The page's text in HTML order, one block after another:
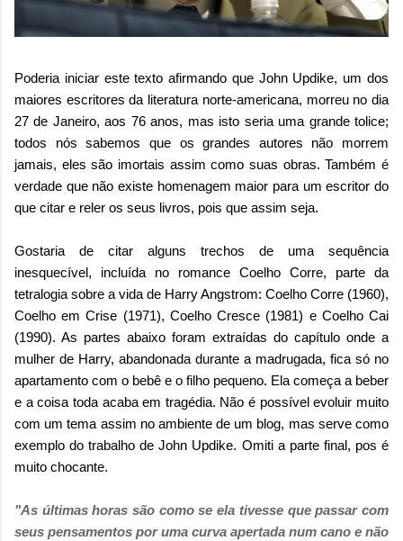
Poderia iniciar este texto afirmando que John Updike, um dos
maiores escritores da literatura norte-americana, morreu no dia
27 de Janeiro, aos 76 anos, mas isto seria uma grande tolice;
todos nós sabemos que os grandes autores não morrem
jamais, eles são imortais assim como suas obras. Também é
verdade que não existe homenagem maior para um escritor do
que citar e reler os seus livros, pois que assim seja.
Gostaria de citar alguns trechos de uma sequência
inesquecível, incluída no romance Coelho Corre, parte da
tetralogia sobre a vida de Harry Angstrom: Coelho Corre (1960),
Coelho em Crise (1971), Coelho Cresce (1981) e Coelho Cai
(1990). As partes abaixo foram extraídas do capítulo onde a
mulher de Harry, abandonada durante a madrugada, fica só no
apartamento com o bebê e o filho pequeno. Ela começa a beber
e a coisa toda acaba em tragédia. Não é possível evoluir muito
com um tema assim no ambiente de um blog, mas serve como
exemplo do trabalho de John Updike. Omiti a parte final, pos é
muito chocante.
"As últimas horas são como se ela tivesse que passar com
seus pensamentos por uma curva apertada num cano e não